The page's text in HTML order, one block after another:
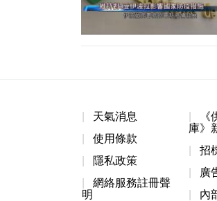
天氣消息
使用條款
隱私政策
網絡服務註冊聲
明
庫》
招
廣
內